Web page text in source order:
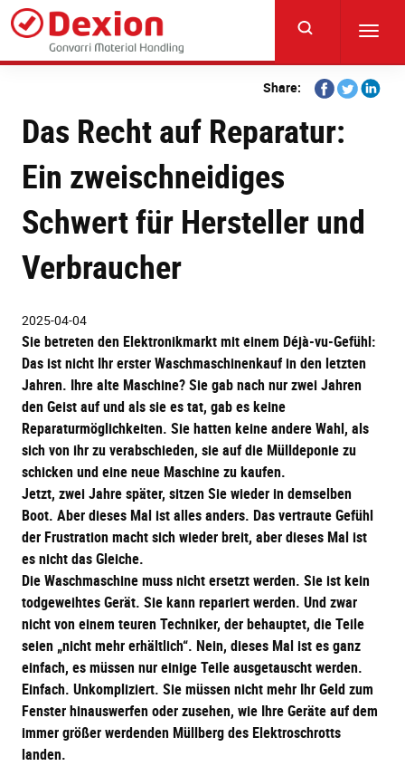
Skip
main
content
Share:
Share
on
Facebook
Share
on
Twitter
Share
Das Recht auf Reparatur:
Ein zweischneidiges
Schwert für Hersteller und
Verbraucher
2025-04-04
Sie betreten den Elektronikmarkt mit einem Déjà-vu-Gefühl:
Das ist nicht Ihr erster Waschmaschinenkauf in den letzten
Jahren. Ihre alte Maschine? Sie gab nach nur zwei Jahren
den Geist auf und als sie es tat, gab es keine
Reparaturmöglichkeiten. Sie hatten keine andere Wahl, als
sich von ihr zu verabschieden, sie auf die Mülldeponie zu
schicken und eine neue Maschine zu kaufen.
Jetzt, zwei Jahre später, sitzen Sie wieder in demselben
Boot. Aber dieses Mal ist alles anders. Das vertraute Gefühl
der Frustration macht sich wieder breit, aber dieses Mal ist
es nicht das Gleiche.
Die Waschmaschine muss nicht ersetzt werden. Sie ist kein
todgeweihtes Gerät. Sie kann repariert werden. Und zwar
nicht von einem teuren Techniker, der behauptet, die Teile
seien „nicht mehr erhältlich“. Nein, dieses Mal ist es ganz
einfach, es müssen nur einige Teile ausgetauscht werden.
Einfach. Unkompliziert. Sie müssen nicht mehr Ihr Geld zum
Fenster hinauswerfen oder zusehen, wie Ihre Geräte auf dem
immer größer werdenden Müllberg des Elektroschrotts
landen.